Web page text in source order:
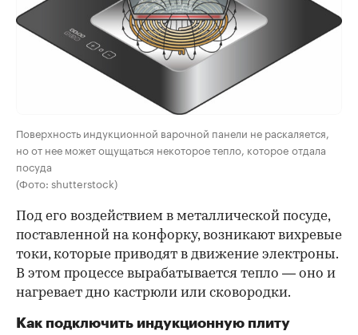
Поверхность индукционной варочной панели не раскаляется,
но от нее может ощущаться некоторое тепло, которое отдала
посуда
(Фото: shutterstock)
Под его воздействием в металлической посуде,
поставленной на конфорку, возникают вихревые
токи, которые приводят в движение электроны.
В этом процессе вырабатывается тепло — оно и
нагревает дно кастрюли или сковородки.
Как подключить индукционную плиту